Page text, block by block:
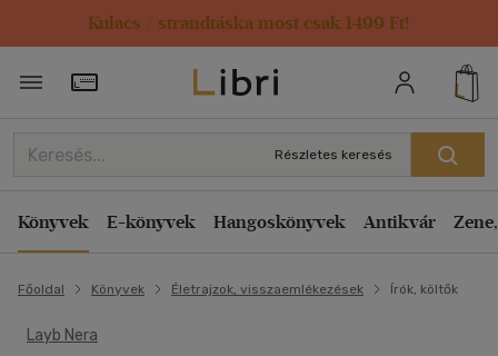
Kulacs / strandtáska most csak 1499 Ft!
Törzsvásárlói Kártya adatai
Részletes keresés
Könyvek E-könyvek Hangoskönyvek Antikvár
Főoldal Könyvek Életrajzok, visszaemlékezések Írók, költők
Layb Nera